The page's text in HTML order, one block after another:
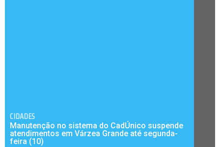
CIDADES
Manutenção no sistema do CadÚnico suspende
atendimentos em Várzea Grande até segunda-
feira (10)